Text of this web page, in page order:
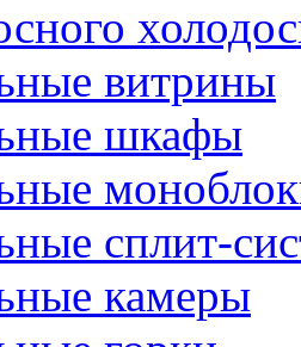
витрины
шкафы
сплит-
камеры